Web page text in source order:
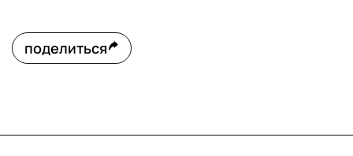
поделиться